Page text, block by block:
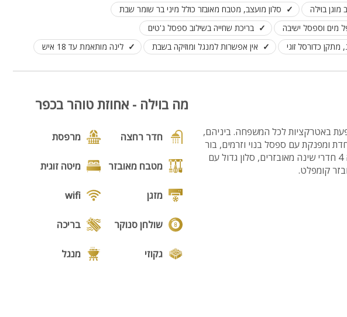
5 אירועים באחוזה
מוגן בוילה
סלון מועצב, מטבח מאובזר כולל מיני בר שומר שבת
וספסל ישיבה
בריכת שחייה בשילוב ספסל ג'טים
מתקן כדורסל זוגי אין אפשרות למנגל ומוזיקה בשבת לינה מותאמת עד 18 איש
באטרקציות לכל המשפחה. ביניהם,
ומפנקת עם ספסל בנוי וזרמים, בור
אש מגניב, עמדת מנגל, שולחן פינג פונג וסנוקר מקצועי ועוד. האחוזה מונה 4 חדרי שינה מאובזרים, סלון גדול עם
קומפלט.
מה בוילה - אחוזת טוהר בכפר
חדר רחצה מרפסת
מטבח מאובזר מיטה זוגית
מזגן wifi
שולחן סנוקר בריכה
גקוזי מנגל